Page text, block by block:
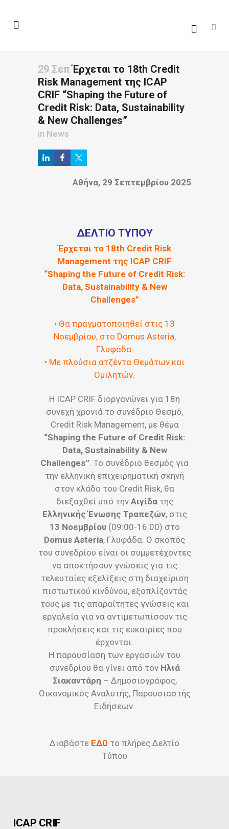
29 ΣεπΈρχεται το 18th Credit
Risk Management της ICAP
CRIF “Shaping the Future of
Credit Risk: Data, Sustainability
& New Challenges”
in News
Αθήνα, 29 Σεπτεμβρίου 2025
ΔΕΛΤΙΟ ΤΥΠΟΥ
Έρχεται το 18th Credit Risk
Management της ICAP CRIF
“Shaping the Future of Credit Risk:
Data, Sustainability & New
Challenges”
• Θα πραγματοποιηθεί στις 13
Nοεμβρίου, στο Domus Asteria,
Γλυφάδα.
• Με πλούσια ατζέντα Θεμάτων και
Ομιλητών.
H ICAP CRIF διοργανώνει για 18η
συνεχή χρονιά το συνέδριο Θεσμό,
Credit Risk Management, με θέμα
“Shaping the Future of Credit Risk:
Data, Sustainability & New
Challenges’’. Το συνέδριο θεσμός για
την ελληνική επιχειρηματική σκηνή
στον κλάδο του Credit Risk, θα
διεξαχθεί υπό την Αιγίδατης
Ελληνικής Ένωσης Τραπεζών, στις
13 Νοεμβρίου(09:00-16:00) στο
Domus Asteria, Γλυφάδα. Ο σκοπός
του συνεδρίου είναι οι συμμετέχοντες
να αποκτήσουν γνώσεις για τις
τελευταίες εξελίξεις στη διαχείριση
πιστωτικού κινδύνου, εξοπλίζοντάς
τους με τις απαραίτητες γνώσεις και
εργαλεία για να αντιμετωπίσουν τις
προκλήσεις και τις ευκαιρίες που
έρχονται.
Η παρουσίαση των εργασιών του
συνεδρίου θα γίνει από τον Ηλιά
Σιακαντάρη – Δημοσιογράφος,
Οικονομικός Αναλυτής, Παρουσιαστής
Ειδήσεων.
Διαβάστε ΕΔΩ το πλήρες Δελτίο
Τύπου
ICAP CRIF